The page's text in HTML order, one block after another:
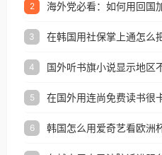
2
3 在韩国用社保掌上通怎么
4
5
6